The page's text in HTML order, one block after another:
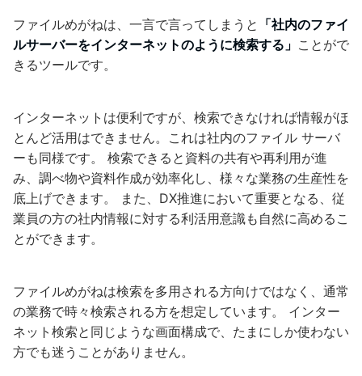
ファイルめがねは、一言で言ってしまうと 「社内のファイ
ルサーバーをインターネットのように検索する」 ことがで
きるツールです。
インターネットは便利ですが、検索できなければ情報がほ
とんど活用はできません。これは社内のファイル サーバ
ーも同様です。 検索できると資料の共有や再利用が進
み、調べ物や資料作成が効率化し、様々な業務の生産性を
底上げできます。 また、DX推進において重要となる、従
業員の方の社内情報に対する利活用意識も自然に高めるこ
とができます。
ファイルめがねは検索を多用される方向けではなく、通常
の業務で時々検索される方を想定しています。 インター
ネット検索と同じような画面構成で、たまにしか使わない
方でも迷うことがありません。